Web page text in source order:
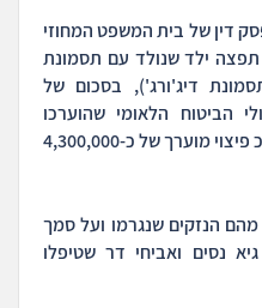
דין של בית המשפט המחוזי
תפצה ילד שנולד עם תסמונת
דיג'ורג'), בסכום של
הביטוח הלאומי שהוערכו
בכ-2,000,000 ש"ח נוספים (סה"כ פיצוי מוערך של כ-4,300,000
הנזקים שנגרמו ועל סמך
נסים ואביחי דר שטיפלו